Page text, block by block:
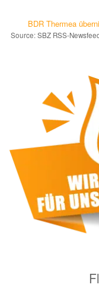
BDR Thermea
Source: SBZ RSS-